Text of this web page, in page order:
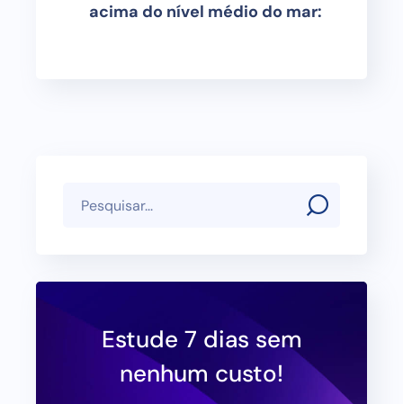
acima do nível médio do mar:
Estude 7 dias sem
nenhum custo!